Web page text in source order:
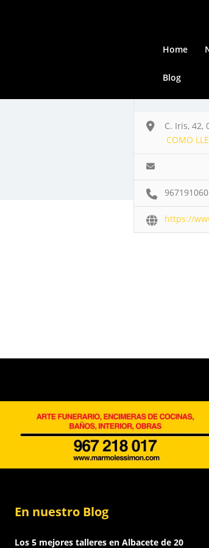
Home
Blog
C. Iris, 42,
COMO
967191060
https://
En nuestro Blog
Los 5 mejores talleres en Albacete de 20